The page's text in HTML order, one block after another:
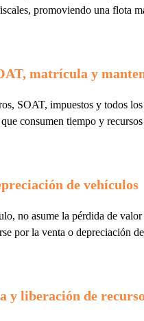
promoviendo una flota
matrícula y
SOAT, impuestos y todos
consumen tiempo y
de vehículos
no asume la pérdida de
por la venta o depreciación
y liberación de